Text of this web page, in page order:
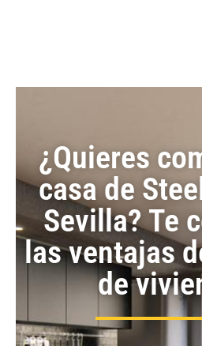
¿Quieres
casa de
Sevilla? Te
las ventajas
de